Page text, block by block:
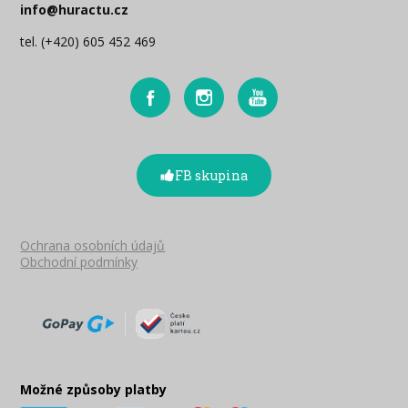
info@huractu.cz
tel. (+420) 605 452 469
FB skupina
Ochrana osobních údajů
Obchodní podmínky
Možné způsoby platby